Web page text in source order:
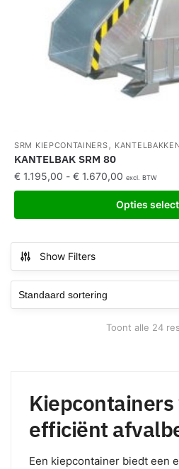
SRM KIEPCONTAINERS,
KANTELBAK SRM 80
€ 1.195,00 - € 1.670,00 excl. BTW
Opties
Show Filters
Toont alle 24
Kiepcontainers
efficiënt
Een kiepcontainer biedt een